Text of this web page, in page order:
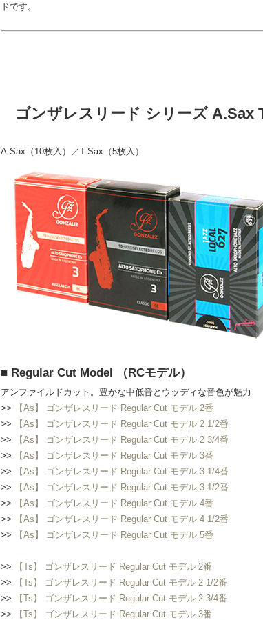
ドです。
ゴンザレスリード シリーズ A.Sax
A.Sax（10枚入）／T.Sax（5枚入）
■ Regular Cut Model （RCモデル）
アンファイルドカット。豊かな中低音とウッディな音色が魅力
>>
【As】 ゴンザレスリード Regular Cut モデル 2番
>>
【As】 ゴンザレスリード Regular Cut モデル 2 1/2番
>>
【As】 ゴンザレスリード Regular Cut モデル 2 3/4番
>>
【As】 ゴンザレスリード Regular Cut モデル 3番
>>
【As】 ゴンザレスリード Regular Cut モデル 3 1/4番
>>
【As】 ゴンザレスリード Regular Cut モデル 3 1/2番
>>
【As】 ゴンザレスリード Regular Cut モデル 4番
>>
【As】 ゴンザレスリード Regular Cut モデル 4 1/2番
>>
【As】 ゴンザレスリード Regular Cut モデル 5番
>>
【Ts】 ゴンザレスリード Regular Cut モデル 2番
>>
【Ts】 ゴンザレスリード Regular Cut モデル 2 1/2番
>>
【Ts】 ゴンザレスリード Regular Cut モデル 2 3/4番
>>
【Ts】 ゴンザレスリード Regular Cut モデル 3番